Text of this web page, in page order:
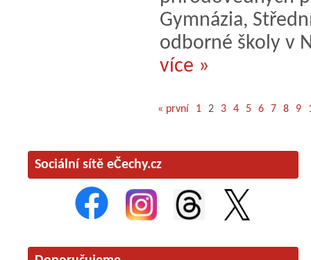
Gymnázia,
odborné školy v
více »
« první 1 2 3 4 5 6 7 8 9
Sociální sítě eČechy.cz